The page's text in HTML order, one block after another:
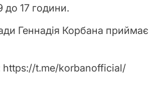
до 17 години.
Геннадія Корбана приймає
https://t.me/korbanofficial/